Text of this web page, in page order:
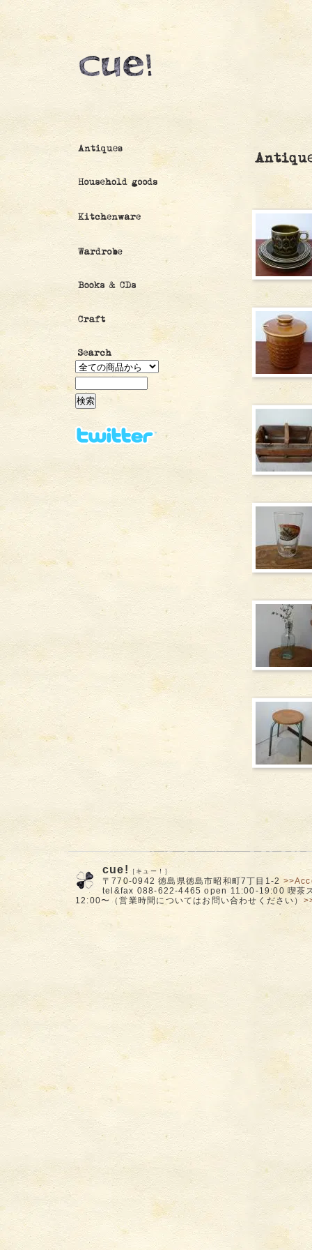
cue! ［キュー！］
〒770-0942 徳島県徳島市昭和町7丁目1-2
tel&fax 088-622-4465 open 11:00-19:00 喫茶
12:00〜（営業時間についてはお問い合わせください）